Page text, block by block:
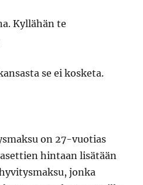
Kyllähän te
se ei kosketa.
on 27-vuotias
hintaan lisätään
jonka